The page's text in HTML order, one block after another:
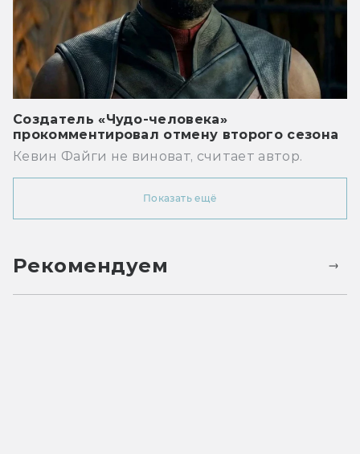
Создатель «Чудо-человека»
прокомментировал отмену второго сезона
Кевин Файги не виноват, считает автор.
Показать ещё
Рекомендуем